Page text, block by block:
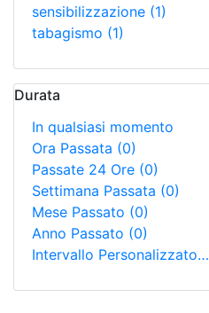
sensibilizzazione (1)
tabagismo (1)
Durata
In qualsiasi momento
Ora Passata (0)
Passate 24 Ore (0)
Settimana Passata (0)
Mese Passato (0)
Anno Passato (0)
Intervallo Personalizzato…